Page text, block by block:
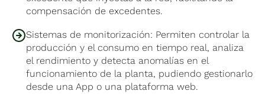
compensación de excedentes.
Sistemas de monitorización: Permiten controlar la
producción y el consumo en tiempo real, analiza
el rendimiento y detecta anomalías en el
funcionamiento de la planta, pudiendo gestionarlo
desde una App o una plataforma web.